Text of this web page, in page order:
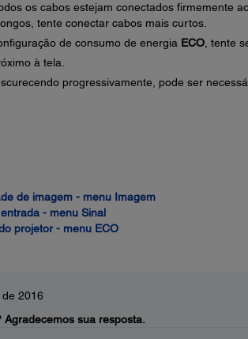
os cabos estejam conectados firmemente
tente conectar cabos mais curtos.
de consumo de energia ECO, tente
à tela.
progressivamente, pode ser
de imagem - menu Imagem
- menu Sinal
projetor - menu ECO
2016
Agradecemos sua resposta.